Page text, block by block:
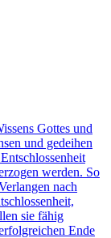
Gottes und
und gedeihen
werden. So
nach
sie fähig
Ende